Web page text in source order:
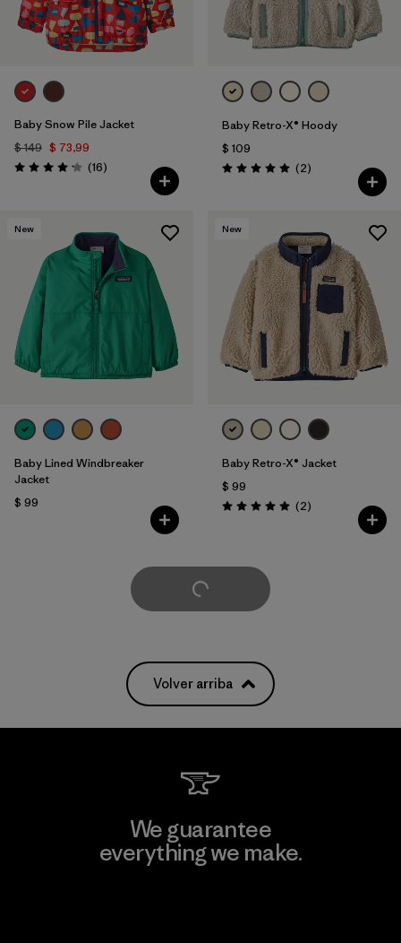
Baby Snow Pile Jacket
$ 149 $ 73,99
Valoración: 4.2 / 5
(16Comentarios
)
Baby Retro-X® Hoody
$ 109
Valoración: 5.0 / 5
(2Comentarios
)
New
Baby Lined Windbreaker
Jacket
$ 99
New
Baby Retro-X® Jacket
$ 99
Valoración: 5.0 / 5
(2Comentarios
)
Cargar Más
Volver arriba
We guarantee
everything we make.